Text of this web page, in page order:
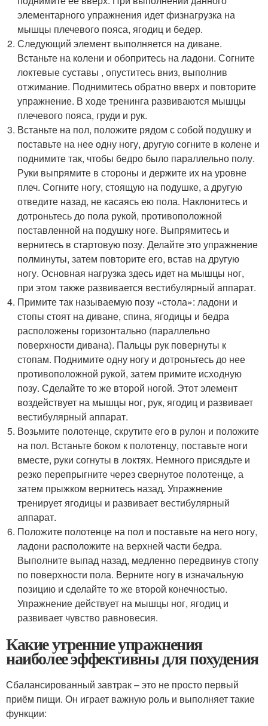
элементарного упражнения идет физнагрузка на
мышцы плечевого пояса, ягодиц и бедер.
Следующий элемент выполняется на диване.
Встаньте на колени и обопритесь на ладони. Согните
локтевые суставы , опуститесь вниз, выполнив
отжимание. Поднимитесь обратно вверх и повторите
упражнение. В ходе тренинга развиваются мышцы
плечевого пояса, груди и рук.
Встаньте на пол, положите рядом с собой подушку и
поставьте на нее одну ногу, другую согните в колене и
поднимите так, чтобы бедро было параллельно полу.
Руки выпрямите в стороны и держите их на уровне
плеч. Согните ногу, стоящую на подушке, а другую
отведите назад, не касаясь ею пола. Наклонитесь и
дотроньтесь до пола рукой, противоположной
поставленной на подушку ноге. Выпрямитесь и
вернитесь в стартовую позу. Делайте это упражнение
полминуты, затем повторите его, встав на другую
ногу. Основная нагрузка здесь идет на мышцы ног,
при этом также развивается вестибулярный аппарат.
Примите так называемую позу «стола»: ладони и
стопы стоят на диване, спина, ягодицы и бедра
расположены горизонтально (параллельно
поверхности дивана). Пальцы рук повернуты к
стопам. Поднимите одну ногу и дотроньтесь до нее
противоположной рукой, затем примите исходную
позу. Сделайте то же второй ногой. Этот элемент
воздействует на мышцы ног, рук, ягодиц и развивает
вестибулярный аппарат.
Возьмите полотенце, скрутите его в рулон и положите
на пол. Встаньте боком к полотенцу, поставьте ноги
вместе, руки согнуты в локтях. Немного присядьте и
резко перепрыгните через свернутое полотенце, а
затем прыжком вернитесь назад. Упражнение
тренирует ягодицы и развивает вестибулярный
аппарат.
Положите полотенце на пол и поставьте на него ногу,
ладони расположите на верхней части бедра.
Выполните выпад назад, медленно передвинув стопу
по поверхности пола. Верните ногу в изначальную
позицию и сделайте то же второй конечностью.
Упражнение действует на мышцы ног, ягодиц и
развивает чувство равновесия.
Какие утренние упражнения
наиболее эффективны для похудения
Сбалансированный завтрак – это не просто первый
приём пищи. Он играет важную роль и выполняет такие
функции: